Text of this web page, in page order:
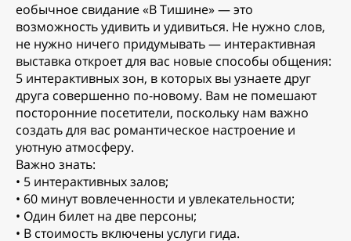
еобычное свидание «В Тишине» — это
возможность удивить и удивиться. Не нужно слов,
не нужно ничего придумывать — интерактивная
выставка откроет для вас новые способы общения:
5 интерактивных зон, в которых вы узнаете друг
друга совершенно по-новому. Вам не помешают
посторонние посетители, поскольку нам важно
создать для вас романтическое настроение и
уютную атмосферу.
Важно знать:
• 5 интерактивных залов;
• 60 минут вовлеченности и увлекательности;
• Один билет на две персоны;
• В стоимость включены услуги гида.